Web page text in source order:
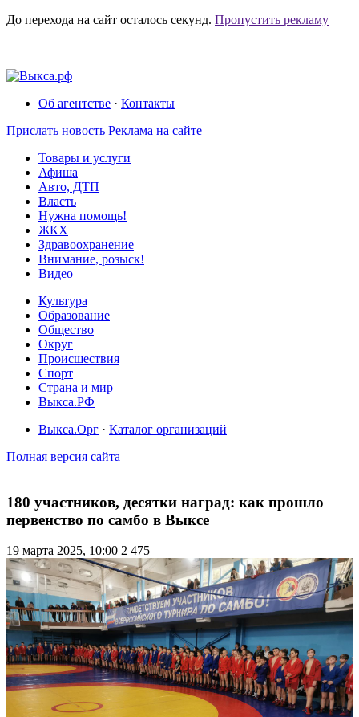
До перехода на сайт осталось секунд. Пропустить рекламу
Об агентстве · Контакты
Прислать новость Реклама на сайте
Товары и услуги
Афиша
Авто, ДТП
Власть
Нужна помощь!
ЖКХ
Здравоохранение
Внимание, розыск!
Видео
Культура
Образование
Общество
Округ
Происшествия
Спорт
Страна и мир
Выкса.РФ
Выкса.Орг · Каталог организаций
Полная версия сайта
180 участников, десятки наград: как прошло
первенство по самбо в Выксе
19 марта 2025, 10:00 2 475